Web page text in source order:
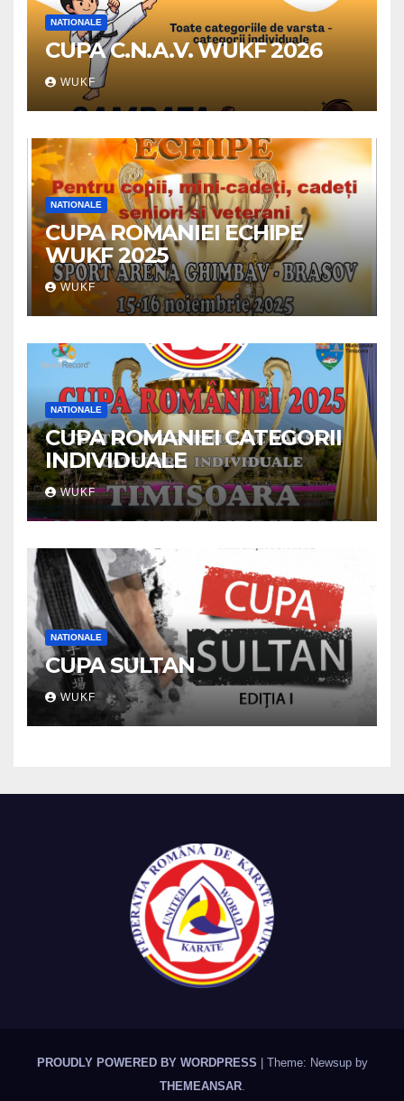
NATIONALE
CUPA C.N.A.V. WUKF 2026
WUKF
NATIONALE
CUPA ROMANIEI ECHIPE
WUKF 2025
WUKF
NATIONALE
CUPA ROMANIEI CATEGORII
INDIVIDUALE
WUKF
NATIONALE
CUPA SULTAN
WUKF
PROUDLY POWERED BY WORDPRESS | Theme: Newsup by
THEMEANSAR.